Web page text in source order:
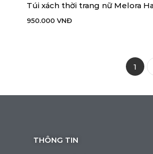
THÊM VÀO GIỎ HÀNG
Túi xách thời trang nữ Melora
950.000 VNĐ
1
THÔNG TIN